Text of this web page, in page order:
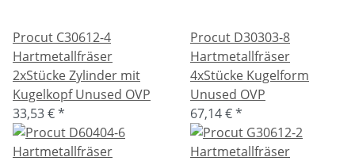
Procut C30612-4
Hartmetallfräser
2xStücke Zylinder mit
Kugelkopf Unused OVP
33,53 €*
Procut D30303-8
Hartmetallfräser
4xStücke Kugelform
Unused OVP
67,14 €*